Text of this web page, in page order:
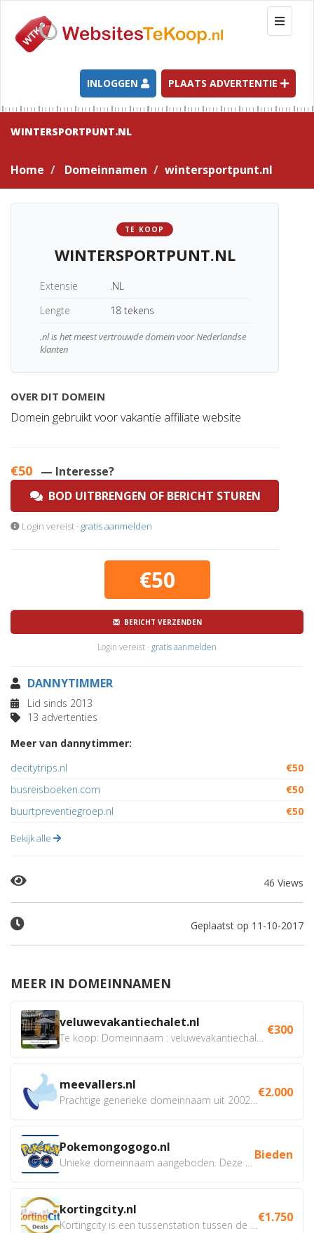
T
o
g
l
e
n
a
t
INLOGGEN PLAATS ADVERTENTIE
WINTERSPORTPUNT.NL
Home Domeinnamen wintersportpunt.nl
TE KOOP
WINTERSPORTPUNT.NL
Extensie
.NL
Lengte
18 tekens
.nl is het meest vertrouwde domein voor Nederlandse
klanten
OVER DIT DOMEIN
Domein gebruikt voor vakantie affiliate website
€50 — Interesse?
BOD UITBRENGEN OF BERICHT STUREN
Login vereist · gratis aanmelden
€50
BERICHT VERZENDEN
Login vereist · gratis aanmelden
DANNYTIMMER
Lid sinds 2013
13 advertenties
Meer van dannytimmer:
decitytrips.nl
€50
busreisboeken.com
€50
buurtpreventiegroep.nl
€50
Bekijk alle
46 Views
Geplaatst op 11-10-2017
MEER IN DOMEINNAMEN
veluwevakantiechalet.nl €300
meevallers.nl €2.000
Pokemongogogo.nl Bieden
kortingcity.nl €1.750